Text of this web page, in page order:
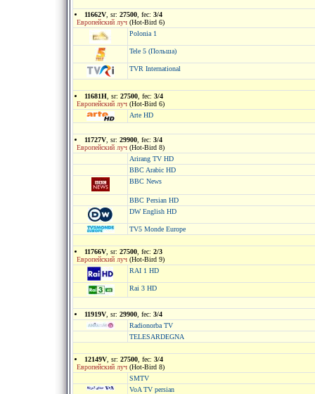
11662V , sr: 27500 , fec: 3/4
Европейский луч (Hot-Bird 6)
Polonia 1
Tele 5 (Польша)
TVR International
11681H , sr: 27500 , fec: 3/4
Европейский луч (Hot-Bird 6)
Arte HD
11727V , sr: 29900 , fec: 3/4
Европейский луч (Hot-Bird 8)
Arirang TV HD
BBC Arabic HD
BBC News
BBC Persian HD
DW English HD
TV5 Monde Europe
11766V , sr: 27500 , fec: 2/3
Европейский луч (Hot-Bird 9)
RAI 1 HD
Rai 3 HD
11919V , sr: 29900 , fec: 3/4
Radionorba TV
TELESARDEGNA
12149V , sr: 27500 , fec: 3/4
Европейский луч (Hot-Bird 8)
SMTV
VoA TV persian